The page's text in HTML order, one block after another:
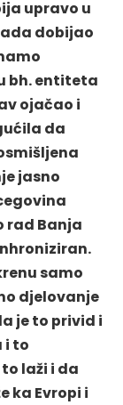
upravo u
dobijao
bh. entiteta
ojačao i
da
jasno
rad Banja
samo
djelovanje
je to privid i
i to
laži i da
ka Evropi i